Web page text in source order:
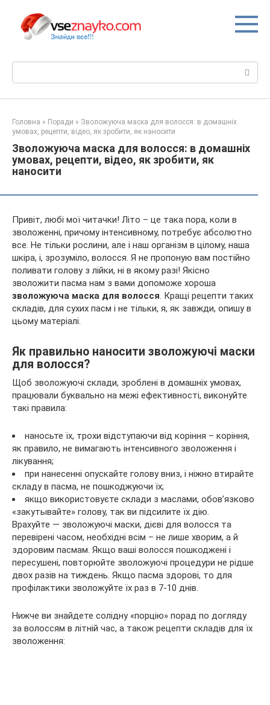
вмісту
Головна » Поради » Зволожуюча маска для волосся: в домашніх
умовах, рецепти, відео, як зробити, як наносити
Зволожуюча маска для волосся: в домашніх
умовах, рецепти, відео, як зробити, як
наносити
Привіт, любі мої читачки! Літо – це така пора, коли в
зволоженні, причому інтенсивному, потребує абсолютно
все. Не тільки рослини, але і наш організм в цілому, наша
шкіра, і, зрозуміло, волосся. Я не пропоную вам постійно
поливати голову з лійки, ні в якому разі! Якісно
зволожити пасма нам з вами допоможе хороша
зволожуюча маска для волосся. Кращі рецепти таких
складів, для сухих пасм і не тільки, я, як завжди, опишу в
цьому матеріалі.
Як правильно наносити зволожуючі маски
для волосся?
Щоб зволожуючі склади, зроблені в домашніх умовах,
працювали буквально на межі ефективності, виконуйте
такі правила:
наносьте їх, трохи відступаючи від коріння – коріння,
як правило, не вимагають інтенсивного зволоження і
лікування;
при нанесенні опускайте голову вниз, і ніжно втирайте
складу в пасма, не пошкоджуючи їх;
якщо використовуєте склади з маслами, обов’язково
«закутывайте» голову, так ви підсилите їх дію.
Врахуйте — зволожуючі маски, дієві для волосся та
перевірені часом, необхідні всім – не лише хворим, а й
здоровим пасмам. Якщо ваші волосся пошкоджені і
пересушені, повторюйте зволожуючі процедури не рідше
двох разів на тиждень. Якщо пасма здорові, то для
профілактики зволожуйте їх раз в 7-10 днів.
Нижче ви знайдете солідну «порцію» порад по догляду
за волоссям в літній час, а також рецепти складів для їх
зволоження: